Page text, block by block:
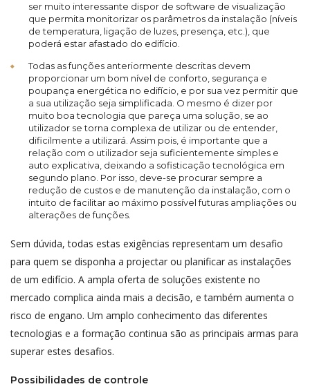
ser muito interessante dispor de software de visualização
que permita monitorizar os parâmetros da instalação (níveis
de temperatura, ligação de luzes, presença, etc.), que
poderá estar afastado do edifício.
Todas as funções anteriormente descritas devem
proporcionar um bom nível de conforto, segurança e
poupança energética no edifício, e por sua vez permitir que
a sua utilização seja simplificada. O mesmo é dizer por
muito boa tecnologia que pareça uma solução, se ao
utilizador se torna complexa de utilizar ou de entender,
dificilmente a utilizará. Assim pois, é importante que a
relação com o utilizador seja suficientemente simples e
auto explicativa, deixando a sofisticação tecnológica em
segundo plano. Por isso, deve-se procurar sempre a
redução de custos e de manutenção da instalação, com o
intuito de facilitar ao máximo possível futuras ampliações ou
alterações de funções.
Sem dúvida, todas estas exigências representam um desafio
para quem se disponha a projectar ou planificar as instalações
de um edifício. A ampla oferta de soluções existente no
mercado complica ainda mais a decisão, e também aumenta o
risco de engano. Um amplo conhecimento das diferentes
tecnologias e a formação continua são as principais armas para
superar estes desafios.
Possibilidades de controle